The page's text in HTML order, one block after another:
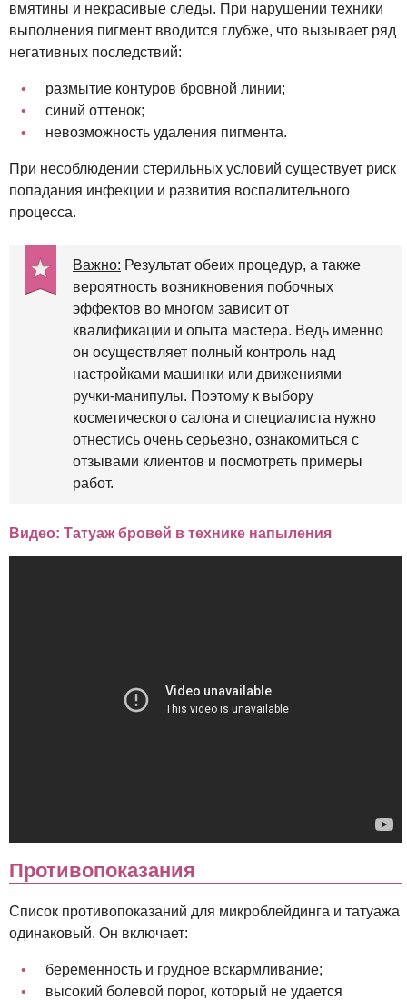
вмятины и некрасивые следы. При нарушении техники
выполнения пигмент вводится глубже, что вызывает ряд
негативных последствий:
размытие контуров бровной линии;
синий оттенок;
невозможность удаления пигмента.
При несоблюдении стерильных условий существует риск
попадания инфекции и развития воспалительного
процесса.
Важно: Результат обеих процедур, а также
вероятность возникновения побочных
эффектов во многом зависит от
квалификации и опыта мастера. Ведь именно
он осуществляет полный контроль над
настройками машинки или движениями
ручки-манипулы. Поэтому к выбору
косметического салона и специалиста нужно
отнестись очень серьезно, ознакомиться с
отзывами клиентов и посмотреть примеры
работ.
Видео: Татуаж бровей в технике напыления
Противопоказания
Список противопоказаний для микроблейдинга и татуажа
одинаковый. Он включает:
беременность и грудное вскармливание;
высокий болевой порог, который не удается